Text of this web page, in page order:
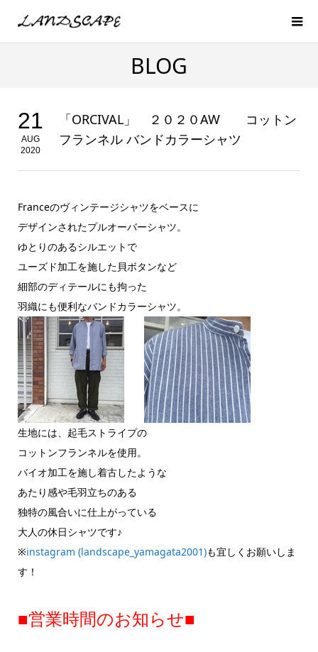
BLOG
21
AUG
2020
「ORCIVAL」 ２０２０AW コットン
フランネル バンドカラーシャツ
Franceのヴィンテージシャツをベースに
デザインされたプルオーバーシャツ。
ゆとりのあるシルエットで
ユーズド加工を施した貝ボタンなど
細部のディテールにも拘った
羽織にも便利なバンドカラーシャツ。
生地には、起毛ストライプの
コットンフランネルを使用。
バイオ加工を施し着古したような
あたり感や毛羽立ちのある
独特の風合いに仕上がっている
大人の休日シャツです♪
※instagram (landscape_yamagata2001)も宜しくお願いしま
す！
■営業時間のお知らせ■